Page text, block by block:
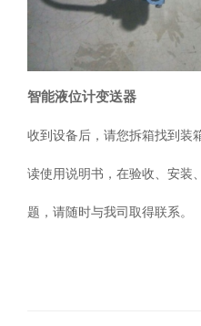
智能液位计变送器
收到设备后，请您拆箱找到装
读使用说明书，在验收、安装
题，请随时与我司取得联系。